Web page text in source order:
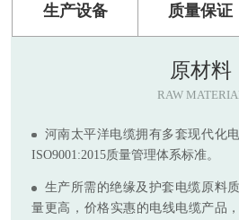
生产设备 质量保证
原材料
RAW
河南太平洋电缆拥有多套现代化
ISO9001:2015质量管理体系标准。
生产所需的绝缘及护套电缆原料
量更高，价格实惠的电线电缆产品